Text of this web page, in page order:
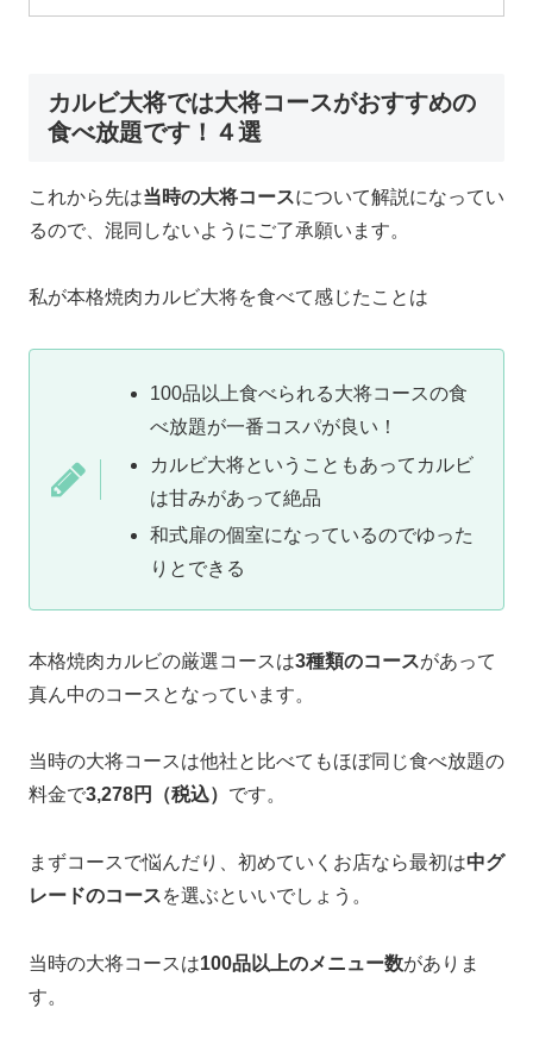
カルビ大将では大将コースがおすすめの
食べ放題です！４選
これから先は当時の大将コースについて解説になってい
るので、混同しないようにご了承願います。
私が本格焼肉カルビ大将を食べて感じたことは
100品以上食べられる大将コースの食
べ放題が一番コスパが良い！
カルビ大将ということもあってカルビ
は甘みがあって絶品
和式扉の個室になっているのでゆった
りとできる
本格焼肉カルビの厳選コースは3種類のコースがあって
真ん中のコースとなっています。
当時の大将コースは他社と比べてもほぼ同じ食べ放題の
料金で3,278円（税込） です。
まずコースで悩んだり、初めていくお店なら最初は中グ
レードのコースを選ぶといいでしょう。
当時の大将コースは100品以上のメニュー数がありま
す。